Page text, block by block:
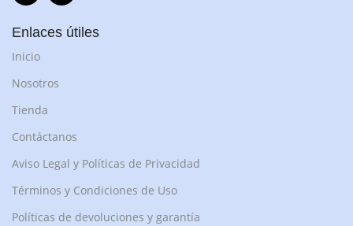
Enlaces útiles
Inicio
Nosotros
Tienda
Contáctanos
Aviso Legal y Políticas de Privacidad
Términos y Condiciones de Uso
Políticas de devoluciones y garantía